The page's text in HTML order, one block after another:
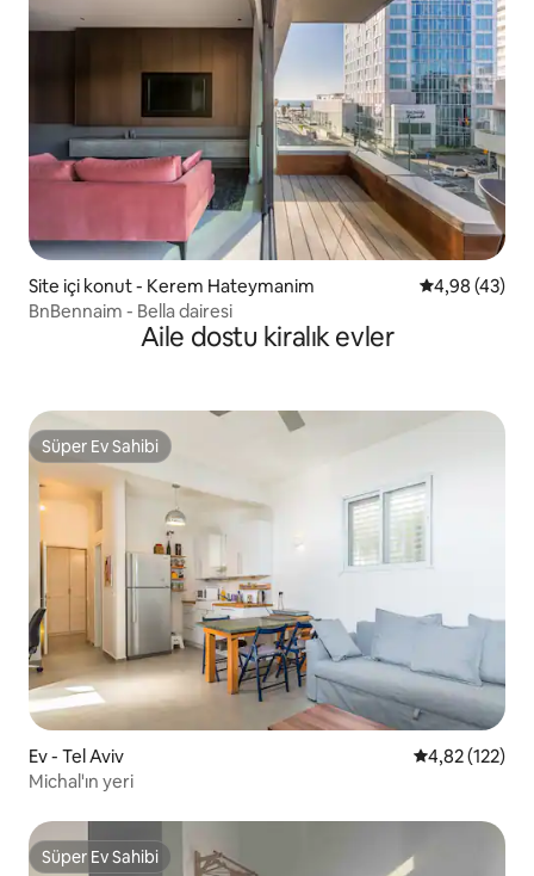
Site içi konut - Kerem Hateymanim 5 üzerinden
4,98 (43)
BnBennaim - Bella dairesi
Aile dostu kiralık evler
Süper Ev Sahibi
Süper Ev Sahibi
Ev - Tel Aviv 5 üzerinden
4,82 (122)
Michal'ın yeri
Süper Ev Sahibi
Süper Ev Sahibi